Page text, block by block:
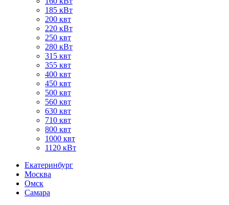
185 кВт
200 квт
220 кВт
250 квт
280 кВт
315 квт
355 квт
400 квт
450 квт
500 квт
560 квт
630 квт
710 квт
800 квт
1000 квт
1120 кВт
Екатеринбург
Москва
Омск
Самара